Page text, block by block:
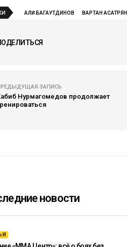
АЛИ БАГАУТДИНОВ ВАРТАН АСАТРЯН
ЗАПИСЬ
Нурмагомедов продолжает
новости